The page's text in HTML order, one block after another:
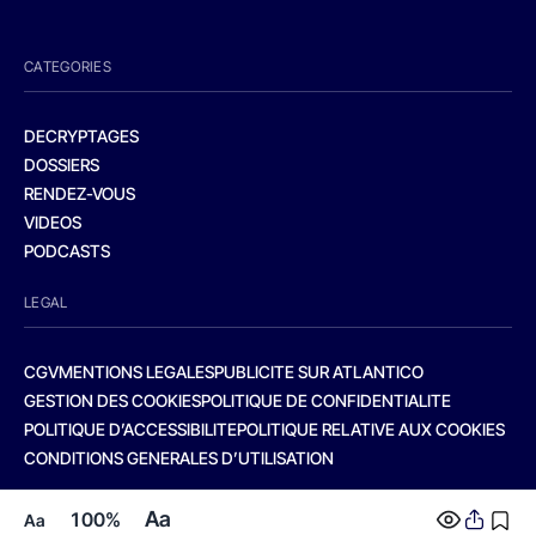
Aa 100% Aa
CATEGORIES
DECRYPTAGES
DOSSIERS
RENDEZ-VOUS
VIDEOS
PODCASTS
LEGAL
CGVMENTIONS LEGALESPUBLICITE SUR ATLANTICO
GESTION DES COOKIESPOLITIQUE DE CONFIDENTIALITE
POLITIQUE D’ACCESSIBILITEPOLITIQUE RELATIVE AUX COOKIES
CONDITIONS GENERALES D’UTILISATION